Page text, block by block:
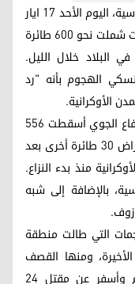
أربيل (كوردستان 24)- أعلنت السلطات الروسية، اليوم الأحد 17 ایار
2026، مقتل أربعة أشخاص إثر موجة هجمات شملت نحو 600 طائرة
البلاد خلال الليل.
الهجوم بأنه "رد
الأوكرانية.
وذكرت وزارة الدفاع الروسية أن أنظمة الدفاع الجوي أسقطت 556
طائرة مسيرة خلال الليل، بالإضافة إلى اعتراض 30 طائرة أخرى بعد
منذ بدء النزاع.
14 منطقة روسية، بالإضافة إلى شبه
التي طالت منطقة
ومنها القصف
الذي استهدف العاصمة كييف قبل أيام وأسفر عن مقتل 24